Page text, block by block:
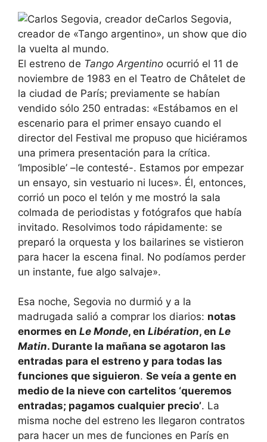
Carlos Segovia,
creador de «Tango argentino», un show que dio
la vuelta al mundo.
El estreno de Tango Argentino ocurrió el 11 de
noviembre de 1983 en el Teatro de Châtelet de
la ciudad de París; previamente se habían
vendido sólo 250 entradas: «Estábamos en el
escenario para el primer ensayo cuando el
director del Festival me propuso que hiciéramos
una primera presentación para la crítica.
‘Imposible’ –le contesté-. Estamos por empezar
un ensayo, sin vestuario ni luces». Él, entonces,
corrió un poco el telón y me mostró la sala
colmada de periodistas y fotógrafos que había
invitado. Resolvimos todo rápidamente: se
preparó la orquesta y los bailarines se vistieron
para hacer la escena final. No podíamos perder
un instante, fue algo salvaje».
Esa noche, Segovia no durmió y a la
madrugada salió a comprar los diarios: notas
enormes en Le Monde, en Libération, en Le
Matin. Durante la mañana se agotaron las
entradas para el estreno y para todas las
funciones que siguieron. Se veía a gente en
medio de la nieve con cartelitos ‘queremos
entradas; pagamos cualquier precio’. La
misma noche del estreno les llegaron contratos
para hacer un mes de funciones en París en